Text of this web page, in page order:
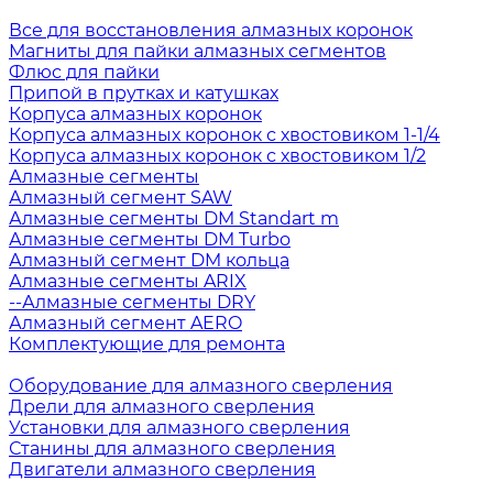
Все для восстановления алмазных коронок
Магниты для пайки алмазных сегментов
Флюс для пайки
Припой в прутках и катушках
Корпуса алмазных коронок
Корпуса алмазных коронок с хвостовиком 1-1/4
Корпуса алмазных коронок с хвостовиком 1/2
Алмазные сегменты
Алмазный сегмент SAW
Алмазные сегменты DM Standart m
Алмазные сегменты DM Turbo
Алмазный сегмент DM кольца
Алмазные сегменты ARIX
--Алмазные сегменты DRY
Алмазный сегмент AERO
Комплектующие для ремонта
Оборудование для алмазного сверления
Дрели для алмазного сверления
Установки для алмазного сверления
Станины для алмазного сверления
Двигатели алмазного сверления